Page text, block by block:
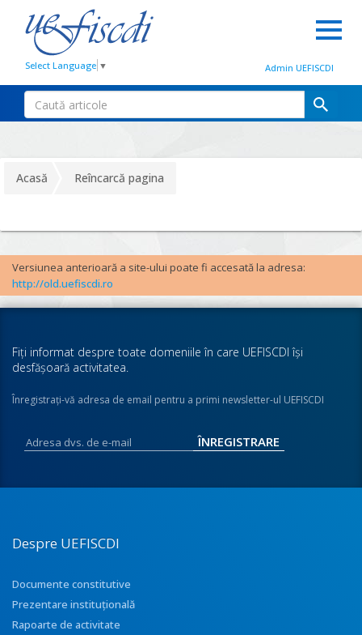
Select Language ▼ Admin UEFISCDI
Acasă Reîncarcă pagina
Versiunea anterioară a site-ului poate fi accesată la adresa:
http://old.uefiscdi.ro
Fiţi informat despre toate domeniile în care UEFISCDI îşi
desfăşoară activitatea.
Înregistraţi-vă adresa de email pentru a primi newsletter-ul UEFISCDI
Despre UEFISCDI
Documente constitutive
Prezentare instituţională
Rapoarte de activitate